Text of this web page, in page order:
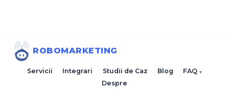
ROBOMARKETING
Servicii Integrari Studii de Caz Blog
FAQ
Despre